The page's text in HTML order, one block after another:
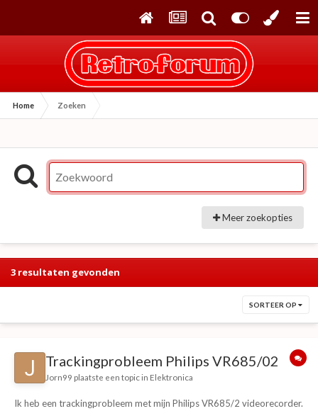
Home Zoeken
Meer zoekopties
3 resultaten gevonden
SORTEER OP
Trackingprobleem Philips VR685/02
Jorn99 plaatste een topic in Elektronica
Ik heb een trackingprobleem met mijn Philips VR685/2 videorecorder.